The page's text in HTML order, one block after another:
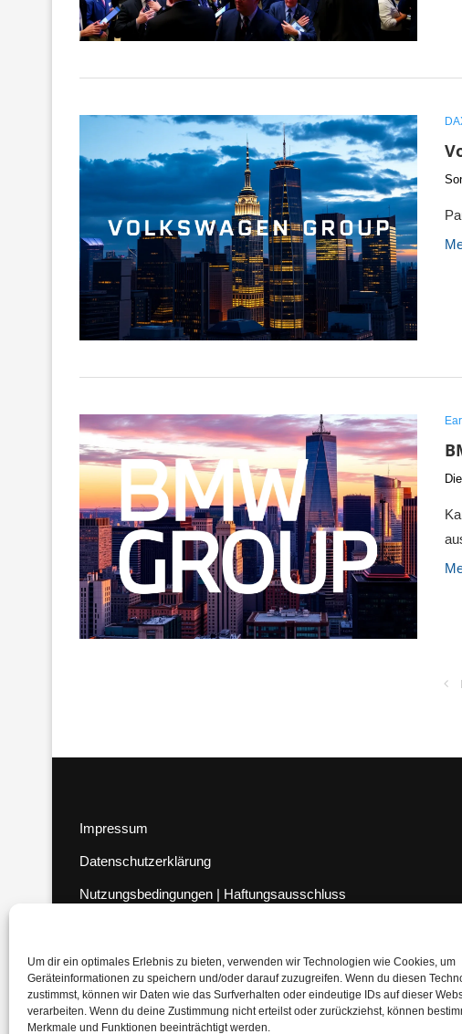
Um dir ein optimales Erlebnis zu bieten, verwenden wir Technologien wie Cookies, um
Geräteinformationen zu speichern und/oder darauf zuzugreifen. Wenn du diesen
zustimmst, können wir Daten wie das Surfverhalten oder eindeutige IDs auf dieser
verarbeiten. Wenn du deine Zustimmung nicht erteilst oder zurückziehst, können
Merkmale und Funktionen beeinträchtigt werden.
Impressum
Datenschutzerklärung
Nutzungsbedingungen | Haftungsausschluss
Compliance Regeln|AGB
Abo kündigen
Venezuela Anleihen